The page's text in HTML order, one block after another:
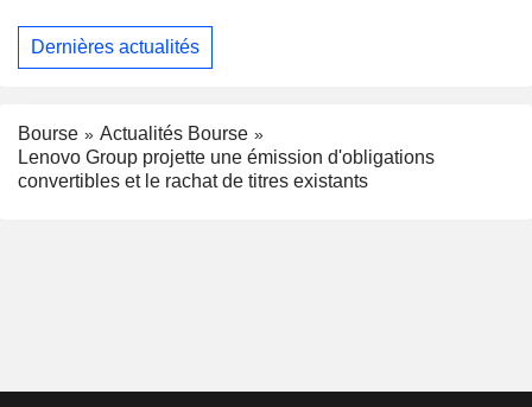
Dernières actualités
Bourse
Actualités Bourse
Lenovo Group projette une émission d'obligations
convertibles et le rachat de titres existants